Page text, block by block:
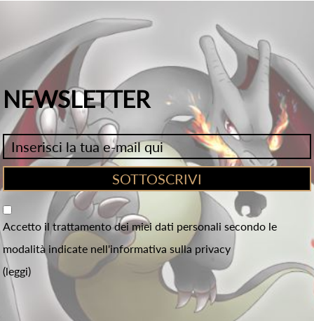
NEWSLETTER
Accetto il trattamento dei miei dati personali secondo le
modalità indicate nell'informativa sulla privacy
(leggi)